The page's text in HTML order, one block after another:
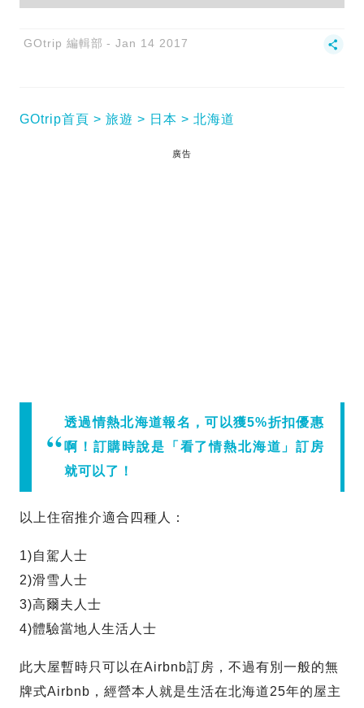
GOtrip 編輯部 Jan 14 2017
GOtrip首頁 旅遊 日本 北海道
廣告
透過情熱北海道報名，可以獲5%折扣優惠
啊！訂購時說是「看了情熱北海道」訂房
就可以了！
以上住宿推介適合四種人：
1)自駕人士
2)滑雪人士
3)高爾夫人士
4)體驗當地人生活人士
此大屋暫時只可以在Airbnb訂房，不過有別一般的無
牌式Airbnb，經營本人就是生活在北海道25年的屋主